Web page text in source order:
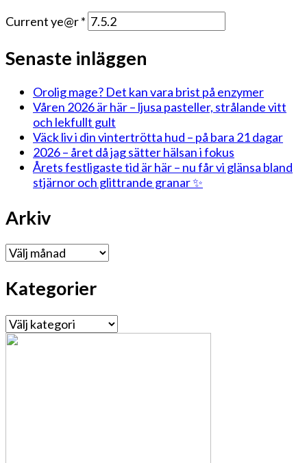
Current ye@r*
Senaste inläggen
Orolig mage? Det kan vara brist på enzymer
Våren 2026 är här – ljusa pasteller, strålande vitt
och lekfullt gult
Väck liv i din vintertrötta hud – på bara 21 dagar
2026 – året då jag sätter hälsan i fokus
Årets festligaste tid är här – nu får vi glänsa bland
stjärnor och glittrande granar ✨
Arkiv
Arkiv
Kategorier
Kategorier